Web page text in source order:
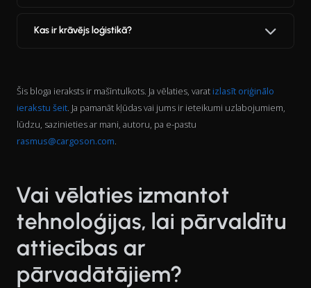
Kas ir krāvējs loģistikā?
Šis bloga ieraksts ir mašīntulkots. Ja vēlaties, varat izlasīt oriģinālo
ierakstu šeit. Ja pamanāt kļūdas vai jums ir ieteikumi uzlabojumiem,
lūdzu, sazinieties ar mani, autoru, pa e-pastu
rasmus@cargoson.com.
Vai vēlaties izmantot
tehnoloģijas, lai pārvaldītu
attiecības ar
pārvadātājiem?